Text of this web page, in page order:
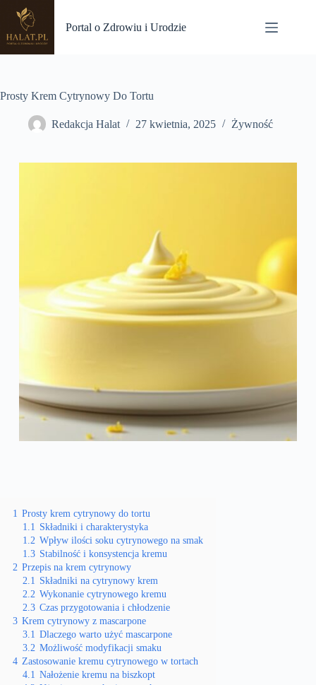
Przejdź
treści
Portal o Zdrowiu i Urodzie
Prosty Krem Cytrynowy Do Tortu
Redakcja Halat 27 kwietnia, 2025 Żywność
1 Prosty krem cytrynowy do tortu
1.1 Składniki i charakterystyka
1.2 Wpływ ilości soku cytrynowego na smak
1.3 Stabilność i konsystencja kremu
2 Przepis na krem cytrynowy
2.1 Składniki na cytrynowy krem
2.2 Wykonanie cytrynowego kremu
2.3 Czas przygotowania i chłodzenie
3 Krem cytrynowy z mascarpone
3.1 Dlaczego warto użyć mascarpone
3.2 Możliwość modyfikacji smaku
4 Zastosowanie kremu cytrynowego w tortach
4.1 Nałożenie kremu na biszkopt